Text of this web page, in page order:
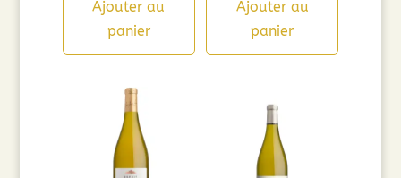
Ajouter au
panier
Ajouter au
panier